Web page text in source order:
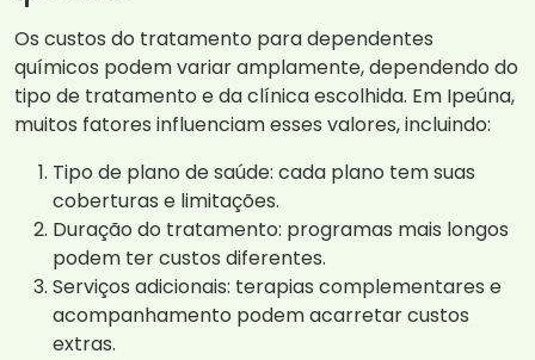
Os custos do tratamento para dependentes
químicos podem variar amplamente, dependendo do
tipo de tratamento e da clínica escolhida. Em Ipeúna,
muitos fatores influenciam esses valores, incluindo:
Tipo de plano de saúde: cada plano tem suas
coberturas e limitações.
Duração do tratamento: programas mais longos
podem ter custos diferentes.
Serviços adicionais: terapias complementares e
acompanhamento podem acarretar custos
extras.